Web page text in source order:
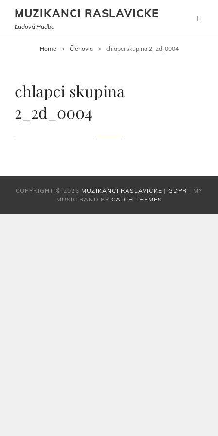
MUZIKANCI RASLAVICKE
Ľudová Hudba
Home > Členovia > chlapci skupina 2_2d_0004
chlapci skupina
2_2d_0004
COPYRIGHT © 2026 MUZIKANCI RASLAVICKE | GDPR | MY
MUSIC BAND BY CATCH THEMES